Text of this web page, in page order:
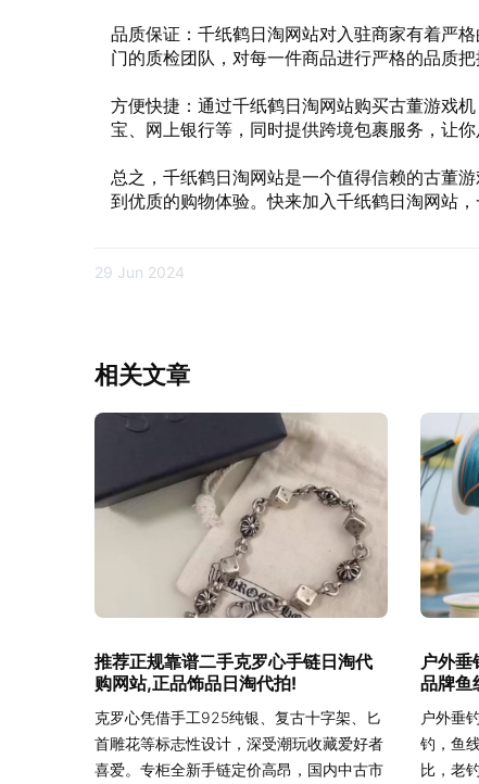
品质保证：千纸鹤日淘网站对入驻商家有着严
门的质检团队，对每一件商品进行严格的品质
方便快捷：通过千纸鹤日淘网站购买古董游戏
宝、网上银行等，同时提供跨境包裹服务，让
总之，千纸鹤日淘网站是一个值得信赖的古董
到优质的购物体验。快来加入千纸鹤日淘网站
29 Jun 2024
相关文章
推荐正规靠谱二手克罗心手链日淘代
购网站,正品饰品日淘代拍!
克罗心凭借手工925纯银、复古十字架、匕
首雕花等标志性设计，深受潮玩收藏爱好者
喜爱。专柜全新手链定价高昂，国内中古市
户外垂
品牌鱼
户外垂
钓，鱼
比，老